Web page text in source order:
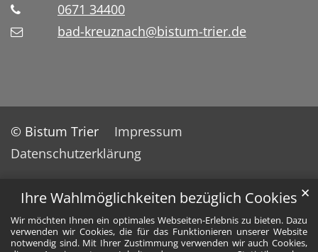
Ihre Wahlmöglichkeiten bezüglich Cookies
Wir möchten Ihnen ein optimales Webseiten-Erlebnis zu bieten. Dazu
verwenden wir Cookies, die für das Funktionieren unserer Website
notwendig sind. Mit Ihrer Zustimmung verwenden wir auch Cookies,
✕
0671 34400
bad-kreuznach@bistum-trier.de
© Bistum Trier
Impressum
Datenschutzerklärung